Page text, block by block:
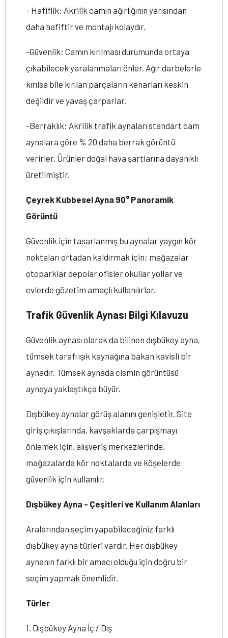
- Hafiflik: Akrilik camın ağırlığının yarısından
daha hafiftir ve montajı kolaydır.
-Güvenlik: Camın kırılması durumunda ortaya
çıkabilecek yaralanmaları önler. Ağır darbelerle
kırılsa bile kırılan parçaların kenarları keskin
değildir ve yavaş çarparlar.
-Berraklık: Akrilik trafik aynaları standart cam
aynalara göre % 20 daha berrak görüntü
verirler. Ürünler doğal hava şartlarına dayanıklı
üretilmiştir.
Çeyrek Kubbesel Ayna 90° Panoramik
Görüntü
Güvenlik için tasarlanmış bu aynalar yaygın kör
noktaları ortadan kaldırmak için; mağazalar
otoparklar depolar ofisler okullar yollar ve
evlerde gözetim amaçlı kullanılırlar.
Trafik Güvenlik Aynası Bilgi Kılavuzu
Güvenlik aynası olarak da bilinen dışbükey ayna,
tümsek tarafı ışık kaynağına bakan kavisli bir
aynadır. Tümsek aynada cismin görüntüsü
aynaya yaklaştıkça büyür.
Dışbükey aynalar görüş alanını genişletir. Site
giriş çıkışlarında, kavşaklarda çarpışmayı
önlemek için, alışveriş merkezlerinde,
mağazalarda kör noktalarda ve köşelerde
güvenlik için kullanılır.
Dışbükey Ayna - Çeşitleri ve Kullanım Alanları
Aralarından seçim yapabileceğiniz farklı
dışbükey ayna türleri vardır. Her dışbükey
aynanın farklı bir amacı olduğu için doğru bir
seçim yapmak önemlidir.
Türler
1. Dışbükey Ayna İç / Dış